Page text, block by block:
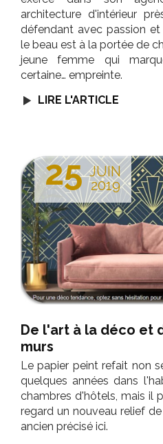
architecture d'intérieur
défendant avec passion
le beau est à la portée de
jeune femme qui
certaine… empreinte.
LIRE L'ARTICLE
25 JUIN
2019
De l'art à la déco et
murs
Le papier peint refait non
quelques années dans
chambres d'hôtels, mais il
regard un nouveau relief
ancien précisé ici.